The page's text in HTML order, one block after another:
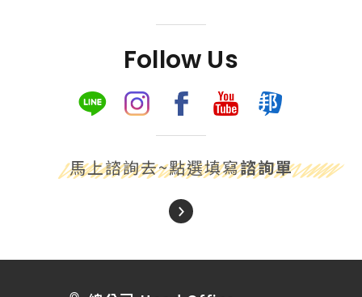
About Us 關於我們
Follow Us
馬上諮詢去~點選填寫諮詢單